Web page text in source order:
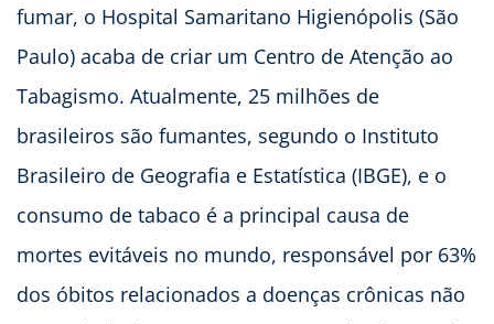
fumar, o Hospital Samaritano Higienópolis (São
Paulo) acaba de criar um Centro de Atenção ao
Tabagismo. Atualmente, 25 milhões de
brasileiros são fumantes, segundo o Instituto
Brasileiro de Geografia e Estatística (IBGE), e o
consumo de tabaco é a principal causa de
mortes evitáveis no mundo, responsável por 63%
dos óbitos relacionados a doenças crônicas não